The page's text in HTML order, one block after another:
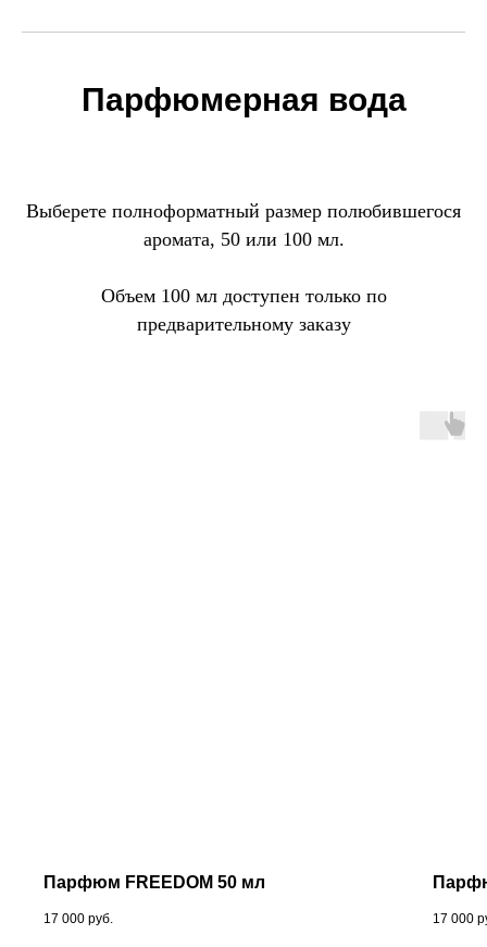
Парфюмерная вода
Выберете полноформатный размер полюбившегося
аромата, 50 или 100 мл.
Объем 100 мл доступен только по
предварительному заказу
Парфюм FREEDOM 50 мл
17 000 руб. 17 000